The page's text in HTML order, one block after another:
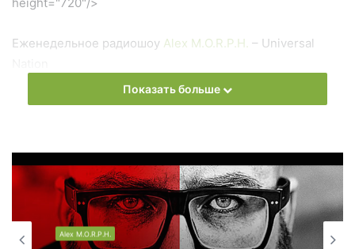
Еженедельное радиошоу Alex M.O.R.P.H. – Universal
Слушать онлайн новый выпускAlex M.O.R.P.H.–
На сайтеTrance Century RadioВы можете бесплатно
слушать онлайн песни и радиошоуAlex M.O.R.P.H.
Universal Nation в формате mp3. Лучшая музыкальная
подборка и альбомы исполнителя alex-m-o-r-p-h.
Показать больше
Alex M.O.R.P.H.